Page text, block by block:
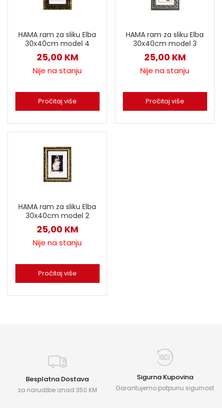
HAMA ram za sliku Elba
30x40cm model 4
25,00 KM
Nije na stanju
Pročitaj više
HAMA ram za sliku Elba
30x40cm model 3
25,00 KM
Nije na stanju
Pročitaj više
HAMA ram za sliku Elba
30x40cm model 2
25,00 KM
Nije na stanju
Pročitaj više
Besplatna Dostava
za narudžbe iznad 350 KM
Sigurna Kupovina
Garantujemo potpunu sigurnost